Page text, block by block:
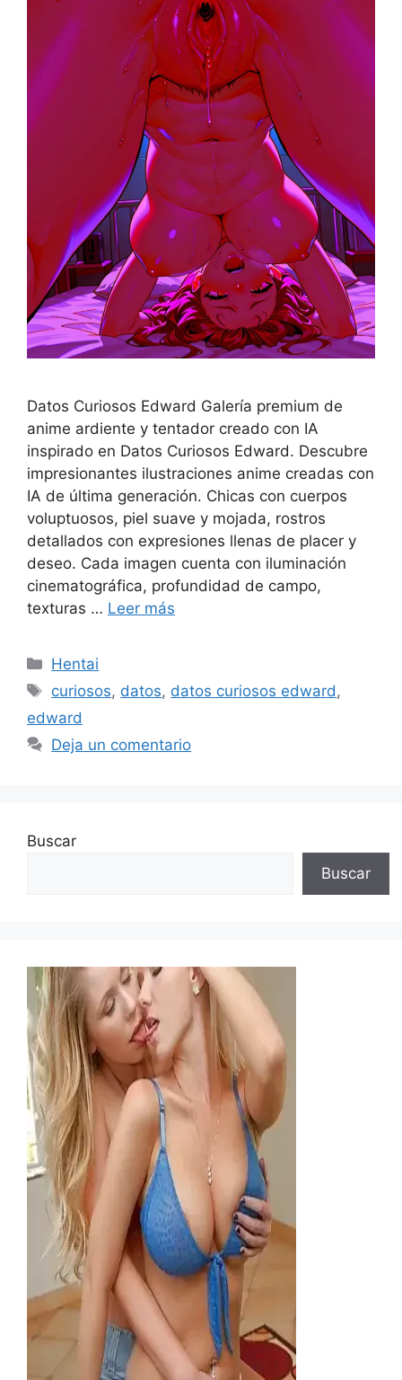
Datos Curiosos Edward Galería premium de
anime ardiente y tentador creado con IA
inspirado en Datos Curiosos Edward. Descubre
impresionantes ilustraciones anime creadas con
IA de última generación. Chicas con cuerpos
voluptuosos, piel suave y mojada, rostros
detallados con expresiones llenas de placer y
deseo. Cada imagen cuenta con iluminación
cinematográfica, profundidad de campo,
texturas … Leer más
Categorías
Hentai
Etiquetas
curiosos, datos, datos curiosos edward,
edward
Deja un comentario
Buscar
Buscar